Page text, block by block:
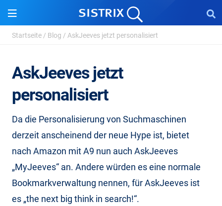
Startseite / Blog / AskJeeves jetzt personalisiert
AskJeeves jetzt
personalisiert
Da die Personalisierung von Suchmaschinen
derzeit anscheinend der neue Hype ist, bietet
nach Amazon mit A9 nun auch AskJeeves
„MyJeeves“ an. Andere würden es eine normale
Bookmarkverwaltung nennen, für AskJeeves ist
es „the next big think in search!“.